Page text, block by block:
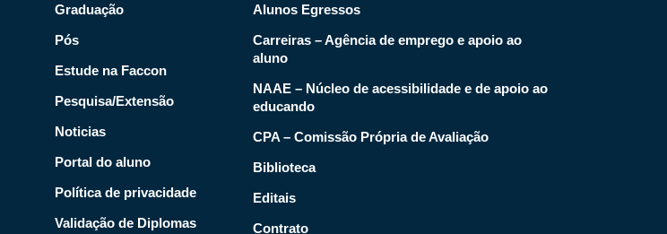
Graduação
Pós
Estude na Faccon
Pesquisa/Extensão
Noticias
Portal do aluno
Política de privacidade
Validação de Diplomas
Alunos Egressos
Carreiras – Agência de emprego e apoio ao
aluno
NAAE – Núcleo de acessibilidade e de apoio ao
educando
CPA – Comissão Própria de Avaliação
Biblioteca
Editais
Contrato